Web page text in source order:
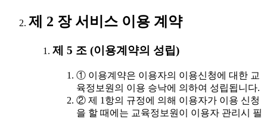
제 2 장 서비스 이용 계약
제 5 조 (이용계약의 성립)
① 이용계약은 이용자의 이용신청에 대한 교
육정보원의 이용 승낙에 의하여 성립됩니다.
② 제 1항의 규정에 의해 이용자가 이용 신청
을 할 때에는 교육정보원이 이용자 관리시 필